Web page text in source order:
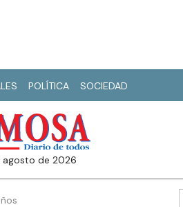
POLÍTICA SOCIEDAD
agosto de 2026